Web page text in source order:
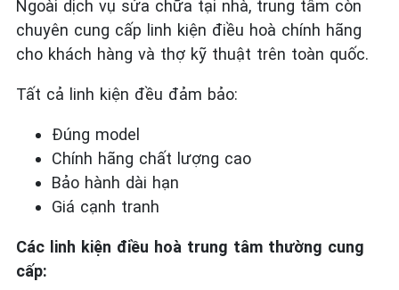
Ngoài dịch vụ sửa chữa tại nhà, trung tâm còn
chuyên cung cấp linh kiện điều hoà chính hãng
cho khách hàng và thợ kỹ thuật trên toàn quốc.
Tất cả linh kiện đều đảm bảo:
Đúng model
Chính hãng chất lượng cao
Bảo hành dài hạn
Giá cạnh tranh
Các linh kiện điều hoà trung tâm thường cung
cấp: